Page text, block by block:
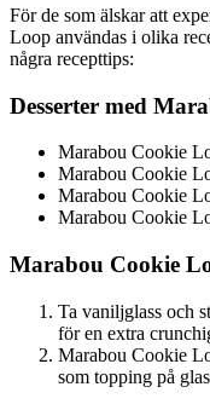
För de som älskar att
Loop användas i olika
några recepttips:
Desserter med
Marabou Cookie
Marabou Cookie
Marabou Cookie
Marabou Cookie
Marabou Cookie
Ta vaniljglass och
för en extra
Marabou Cookie
som topping på